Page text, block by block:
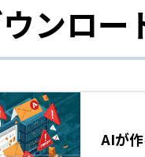
ンロー
AIが